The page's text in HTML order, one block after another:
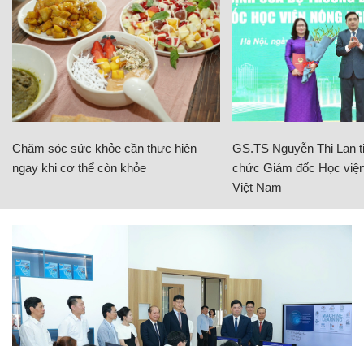
Chăm sóc sức khỏe cần thực hiện
ngay khi cơ thể còn khỏe
GS.TS Nguyễn Thị Lan
chức Giám đốc Học
Việt Nam